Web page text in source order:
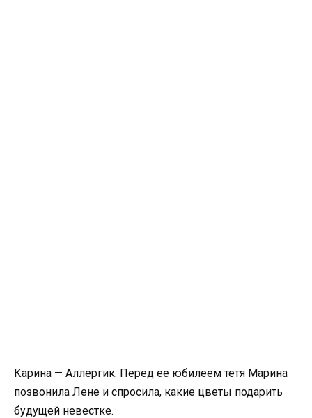
Карина — Аллергик. Перед ее юбилеем тетя Марина
позвонила Лене и спросила, какие цветы подарить
будущей невестке.